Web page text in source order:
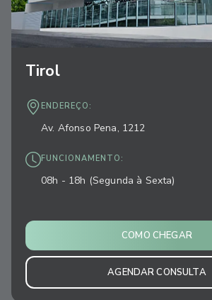
Tirol
ENDEREÇO:
Av. Afonso Pena, 1212
FUNCIONAMENTO:
08h - 18h (Segunda à Sexta)
COMO CHEGAR
AGENDAR CONSULTA